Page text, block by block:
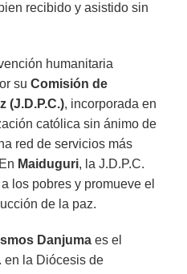
recibido y asistido sin
humanitaria
suComisión de
(J.D.P.C.), incorporada en
católica sin ánimo de
red de servicios más
Maiduguri, la J.D.P.C.
los pobres y promueve el
de la paz.
Danjuma es el
en la Diócesis de